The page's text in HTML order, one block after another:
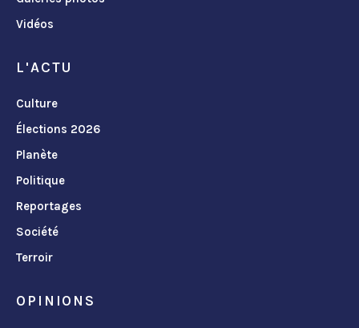
Vidéos
L'ACTU
Culture
Élections 2026
Planète
Politique
Reportages
Société
Terroir
OPINIONS